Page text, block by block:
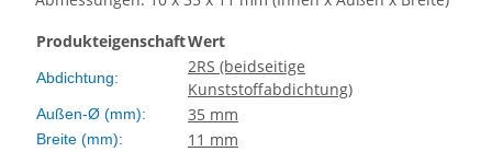
ProdukteigenschaftWert
Abdichtung:
2RS (beidseitige
Kunststoffabdichtung)
Außen-Ø (mm): 35 mm
Breite (mm): 11 mm